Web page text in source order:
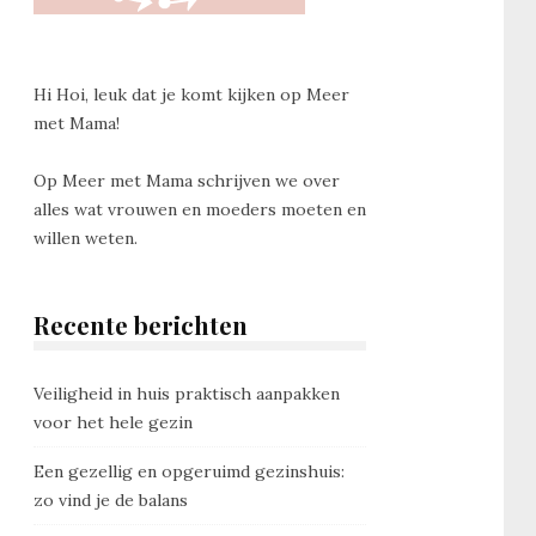
Hi Hoi, leuk dat je komt kijken op Meer
met Mama!
Op Meer met Mama schrijven we over
alles wat vrouwen en moeders moeten en
willen weten.
Recente berichten
Veiligheid in huis praktisch aanpakken
voor het hele gezin
Een gezellig en opgeruimd gezinshuis:
zo vind je de balans